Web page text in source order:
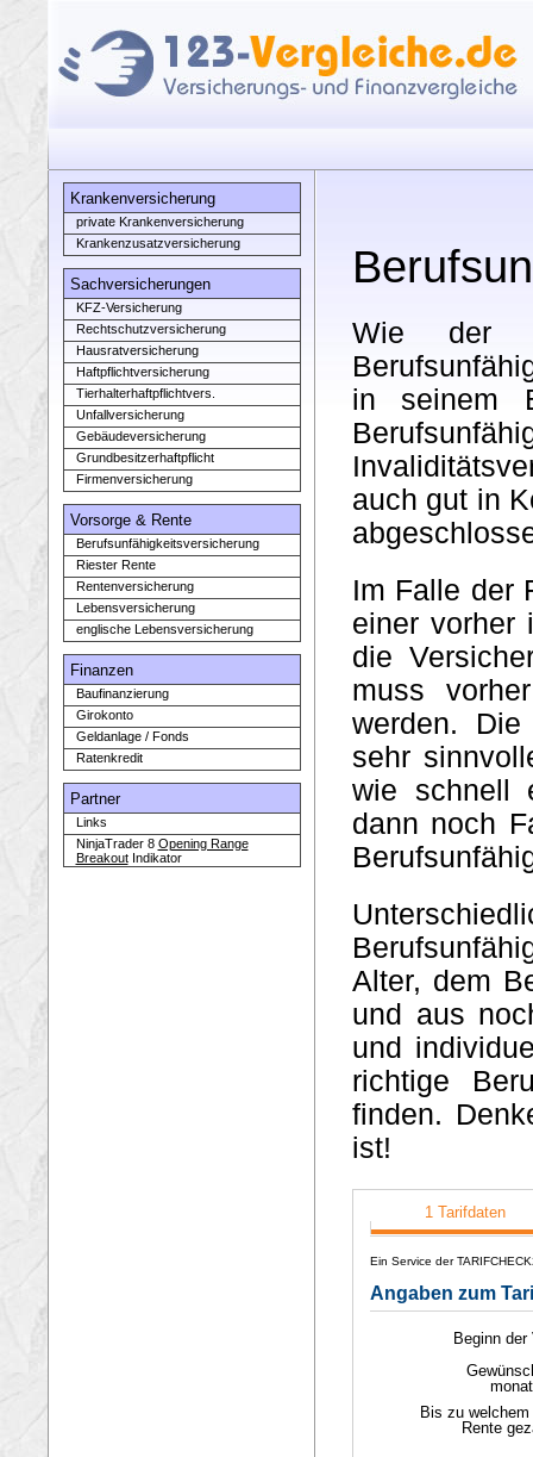
Krankenversicherung
private Krankenversicherung
Krankenzusatzversicherung
Sachversicherungen
KFZ-Versicherung
Rechtschutzversicherung
Hausratversicherung
Haftpflichtversicherung
Tierhalterhaftpflichtvers.
Unfallversicherung
Gebäudeversicherung
Grundbesitzerhaftpflicht
Firmenversicherung
Vorsorge & Rente
Berufsunfähigkeitsversicherung
Riester Rente
Rentenversicherung
Lebensversicherung
englische Lebensversicherung
Finanzen
Baufinanzierung
Girokonto
Geldanlage / Fonds
Ratenkredit
Partner
Links
NinjaTrader 8 Opening Range
BreakoutIndikator
Wie der
in seinem
auch gut in
Im Falle der
einer vorher
die
muss
werden. Die
sehr
wie schnell
dann noch
Alter, dem
und aus
und
richtige
finden.
ist!